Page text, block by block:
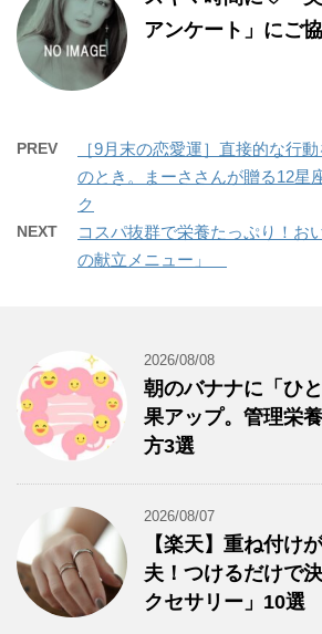
アンケート」にご
PREV
［9月末の恋愛運］直接的な行
のとき。まーささんが贈る12星
ク
NEXT
コスパ抜群で栄養たっぷり！お
の献立メニュー」
2026/08/08
朝のバナナに「ひ
果アップ。管理栄
方3選
2026/08/07
【楽天】重ね付け
夫！つけるだけで
クセサリー」10選